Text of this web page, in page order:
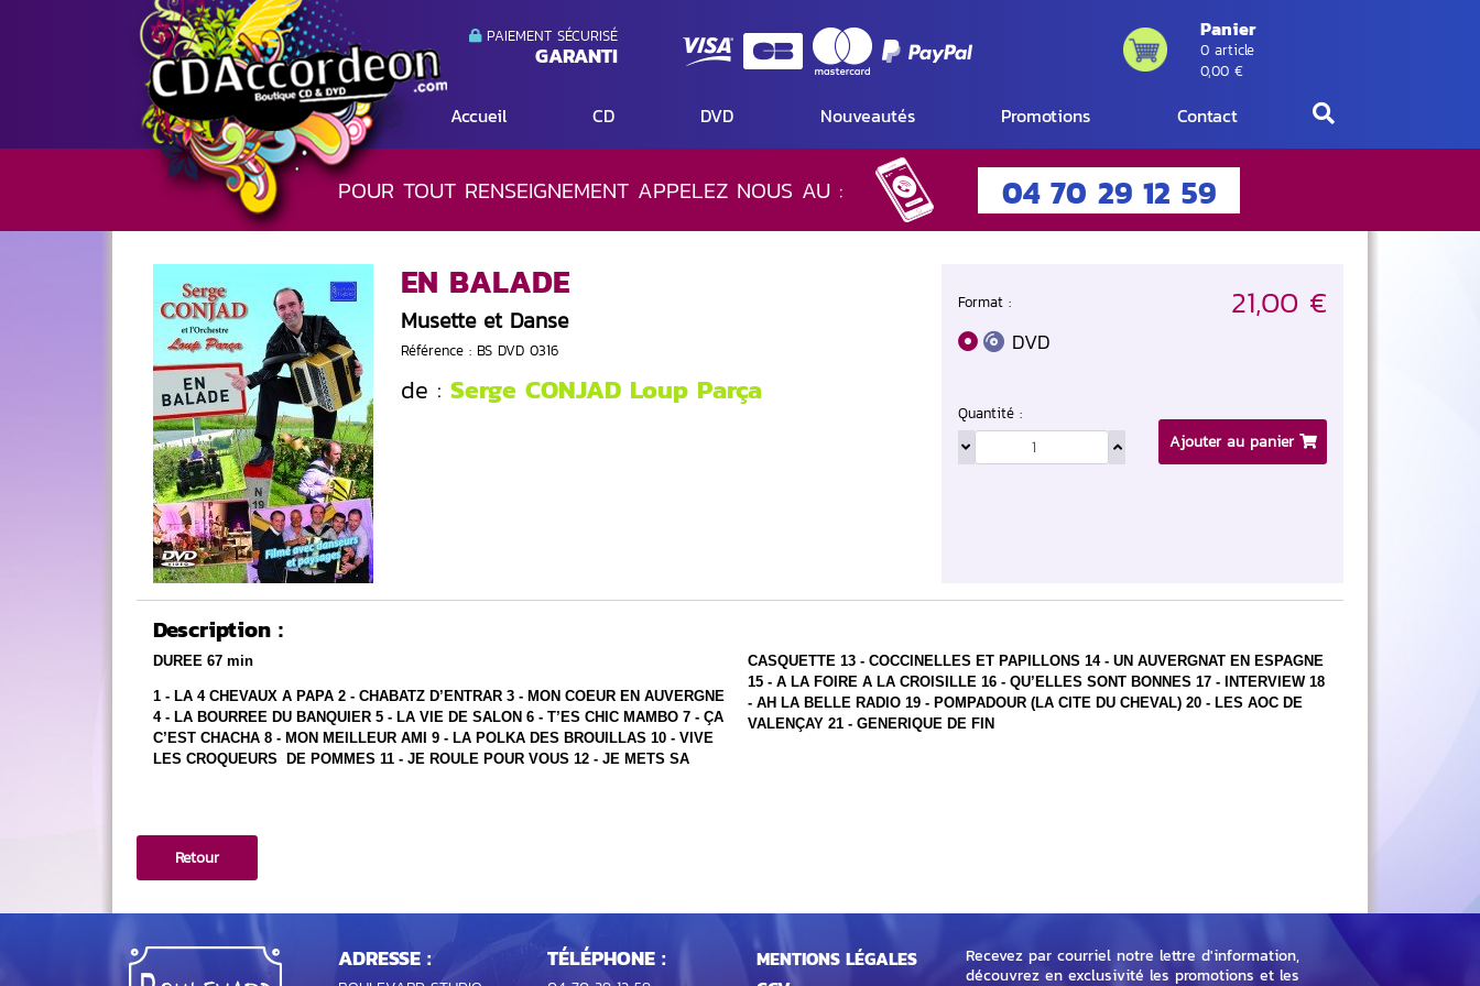
PAIEMENT SÉCURISÉ
GARANTI
Panier
0 article
0,00 €
Accueil CD DVD Nouveautés Promotions Contact
POUR TOUT RENSEIGNEMENT APPELEZ NOUS AU :
04 70 29 12 59
EN BALADE
Musette et Danse
Référence : BS DVD 0316
de : Serge CONJAD Loup Parça
Format :
DVD
21,00 €
Quantité :
Ajouter au panier
Description :
DUREE 67 min
1 - LA 4 CHEVAUX A PAPA 2 - CHABATZ D’ENTRAR 3 - MON COEUR EN AUVERGNE
4 - LA BOURREE DU BANQUIER 5 - LA VIE DE SALON 6 - T’ES CHIC MAMBO 7 - ÇA
C’EST CHACHA 8 - MON MEILLEUR AMI 9 - LA POLKA DES BROUILLAS 10 - VIVE
LES CROQUEURS DE POMMES 11 - JE ROULE POUR VOUS 12 - JE METS SA
CASQUETTE 13 - COCCINELLES ET PAPILLONS 14 - UN AUVERGNAT EN ESPAGNE
15 - A LA FOIRE A LA CROISILLE 16 - QU’ELLES SONT BONNES 17 - INTERVIEW 18
- AH LA BELLE RADIO 19 - POMPADOUR (LA CITE DU CHEVAL) 20 - LES AOC DE
VALENÇAY 21 - GENERIQUE DE FIN
Retour
ADRESSE : TÉLÉPHONE :
MENTIONS LÉGALES
Recevez par courriel notre lettre d'information,
découvrez en exclusivité les promotions et les